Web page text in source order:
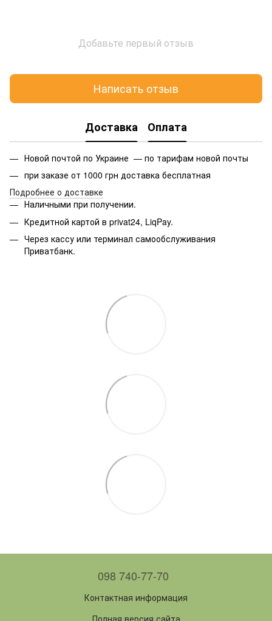
Добавьте первый отзыв
Написать отзыв
Доставка Оплата
Новой почтой по Украине — по тарифам новой почты
при заказе от 1000 грн доставка бесплатная
Подробнее о доставке
Наличными при получении.
Кредитной картой в privat24, LiqPay.
Через кассу или терминал самообслуживания
Приватбанк.
098 740-77-70
Контактная информация
Полная версия сайта